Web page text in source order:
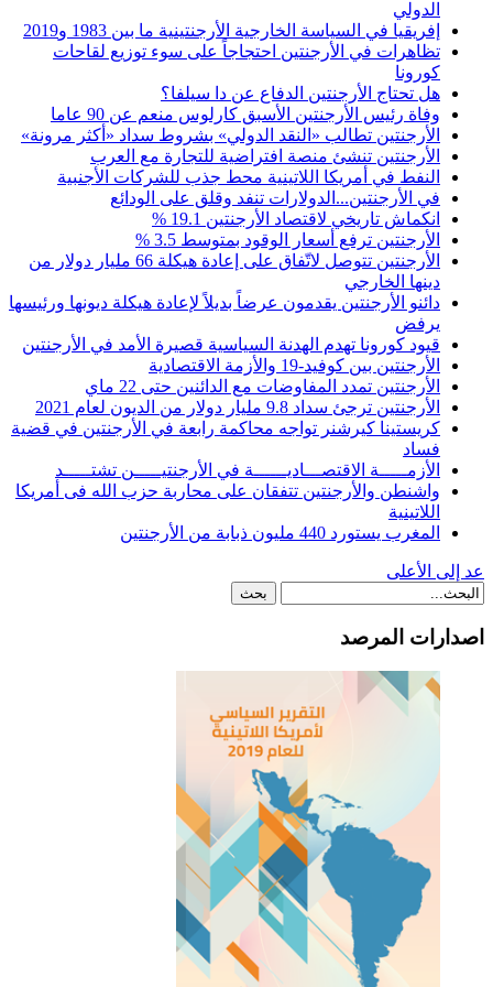
الدولي
إفريقيا في السياسة الخارجية الأرجنتينية ما بين 1983 و2019
تظاهرات في الأرجنتين احتجاجاً على سوء توزيع لقاحات
كورونا
هل تحتاج الأرجنتين الدفاع عن دا سيلفا؟
وفاة رئيس الأرجنتين الأسبق كارلوس منعم عن 90 عاما
الأرجنتين تطالب «النقد الدولي» بشروط سداد «أكثر مرونة»
الأرجنتين تنشئ منصة افتراضية للتجارة مع العرب
النفط في أمريكا اللاتينية محط جذب للشركات الأجنبية
في الأرجنتين...الدولارات تنفد وقلق على الودائع
انكماش تاريخي لاقتصاد الأرجنتين 19.1 %
الأرجنتين ترفع أسعار الوقود بمتوسط 3.5 %
الأرجنتين تتوصل لاتّفاق على إعادة هيكلة 66 مليار دولار من
دينها الخارجي
دائنو الأرجنتين يقدمون عرضاً بديلاً لإعادة هيكلة ديونها ورئيسها
يرفض
قيود كورونا تهدم الهدنة السياسية قصيرة الأمد في الأرجنتين
الأرجنتين بين كوفيد-19 والأزمة الاقتصادية
الأرجنتين تمدد المفاوضات مع الدائنين حتى 22 ماي
الأرجنتين ترجئ سداد 9.8 مليار دولار من الديون لعام 2021
كريستينا كيرشنر تواجه محاكمة رابعة في الأرجنتين في قضية
فساد
الأزمـــــة الاقتصـــاديــــــة في الأرجنتيـــــن تشتـــــد
واشنطن والأرجنتين تتفقان على محاربة حزب الله فى أمريكا
اللاتينية
المغرب يستورد 440 مليون ذبابة من الأرجنتين
عد إلى الأعلى
اصدارات المرصد